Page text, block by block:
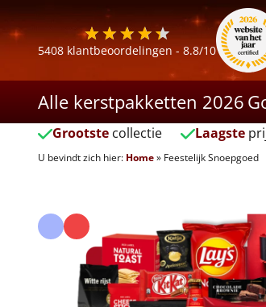
5408 klantbeoordelingen - 8.8/10
Alle kerstpakketten 2026
Grootste collectie Laagste
U bevindt zich hier: Home» Feestelijk Snoepgoed